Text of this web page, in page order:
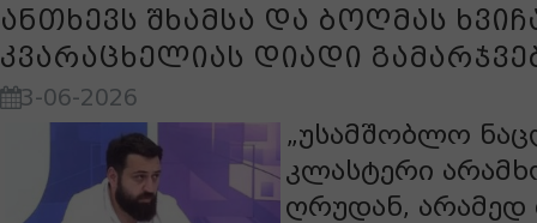
ანთხევს შხამსა და ბოღმას
კვარაცხელიას დიადი
3-06-2026
„უსამშობლო
კლასტერი
ღრუდან, არამედ